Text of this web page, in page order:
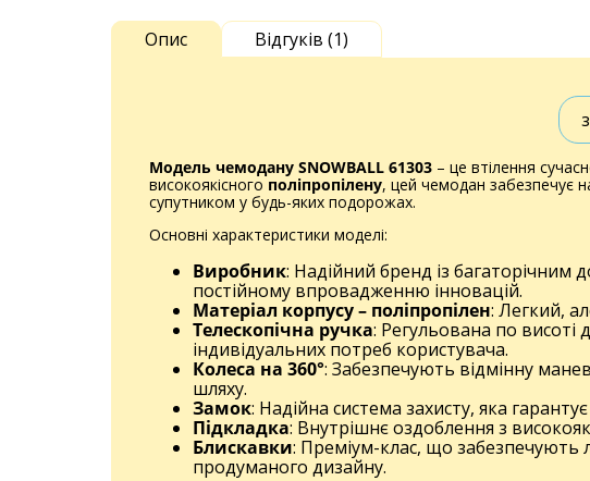
Опис Відгуків (1)
Модель чемодану SNOWBALL 61303 – це втілення
високоякісного поліпропілену, цей чемодан забезпечує
супутником у будь-яких подорожах.
Основні характеристики моделі:
Виробник: Надійний бренд із багаторічним
постійному впровадженню інновацій.
Матеріал корпусу – поліпропілен: Легкий,
Телескопічна ручка: Регульована по висоті
індивідуальних потреб користувача.
Колеса на 360°: Забезпечують відмінну
шляху.
Замок: Надійна система захисту, яка
Підкладка: Внутрішнє оздоблення з
Блискавки: Преміум-клас, що забезпечують
продуманого дизайну.